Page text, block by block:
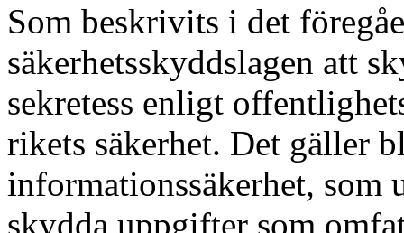
Som beskrivits i det
säkerhetsskyddslagen att
sekretess enligt
rikets säkerhet. Det gäller
informationssäkerhet, som
skydda uppgifter som